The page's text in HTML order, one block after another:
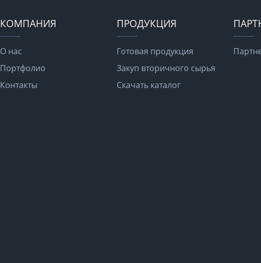
КОМПАНИЯ
О нас
Портфолио
Контакты
ПРОДУКЦИЯ
Готовая продукция
Закуп вторичного сырья
Скачать каталог